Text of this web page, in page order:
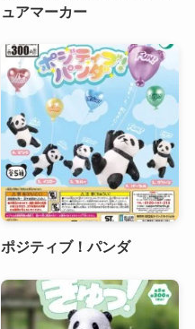
ュアマーカー
ポジティブ！パンダ